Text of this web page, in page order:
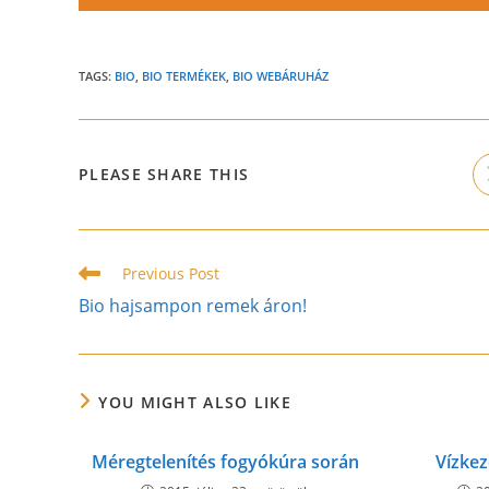
TAGS: BIO, BIO TERMÉKEK, BIO WEBÁRUHÁZ
PLEASE SHARE THIS
Read
more
articles
Previous Post
Bio hajsampon remek áron!
YOU MIGHT ALSO LIKE
Méregtelenítés fogyókúra során